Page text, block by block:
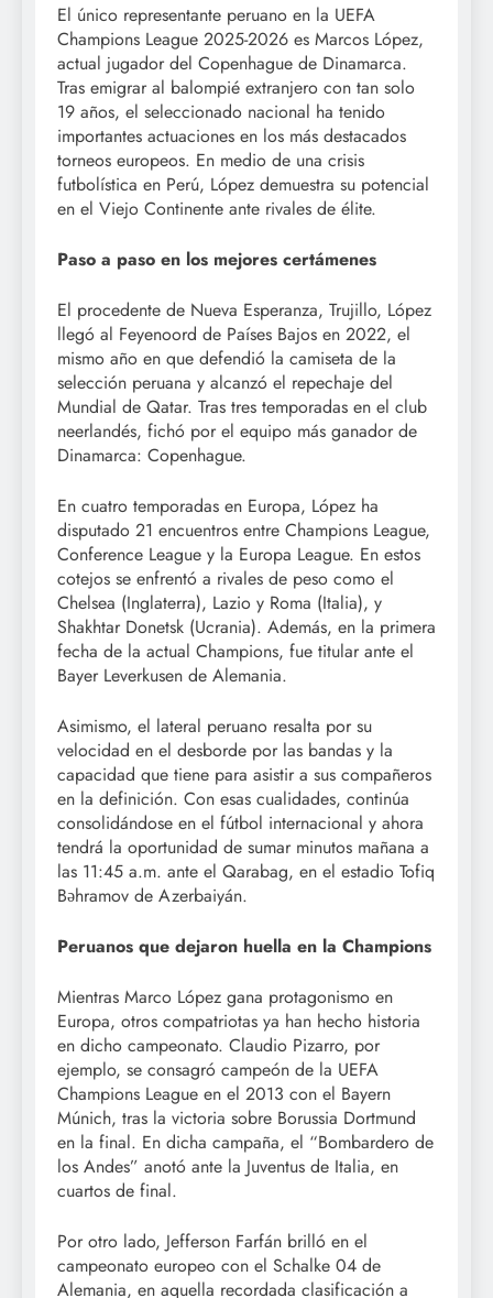
El único representante peruano en la UEFA
Champions League 2025-2026 es Marcos López,
actual jugador del Copenhague de Dinamarca.
Tras emigrar al balompié extranjero con tan solo
19 años, el seleccionado nacional ha tenido
importantes actuaciones en los más destacados
torneos europeos. En medio de una crisis
futbolística en Perú, López demuestra su potencial
en el Viejo Continente ante rivales de élite.
Paso a paso en los mejores certámenes
El procedente de Nueva Esperanza, Trujillo, López
llegó al Feyenoord de Países Bajos en 2022, el
mismo año en que defendió la camiseta de la
selección peruana y alcanzó el repechaje del
Mundial de Qatar. Tras tres temporadas en el club
neerlandés, fichó por el equipo más ganador de
Dinamarca: Copenhague.
En cuatro temporadas en Europa, López ha
disputado 21 encuentros entre Champions League,
Conference League y la Europa League. En estos
cotejos se enfrentó a rivales de peso como el
Chelsea (Inglaterra), Lazio y Roma (Italia), y
Shakhtar Donetsk (Ucrania). Además, en la primera
fecha de la actual Champions, fue titular ante el
Bayer Leverkusen de Alemania.
Asimismo, el lateral peruano resalta por su
velocidad en el desborde por las bandas y la
capacidad que tiene para asistir a sus compañeros
en la definición. Con esas cualidades, continúa
consolidándose en el fútbol internacional y ahora
tendrá la oportunidad de sumar minutos mañana a
las 11:45 a.m. ante el Qarabag, en el estadio Tofiq
Bəhramov de Azerbaiyán.
Peruanos que dejaron huella en la Champions
Mientras Marco López gana protagonismo en
Europa, otros compatriotas ya han hecho historia
en dicho campeonato. Claudio Pizarro, por
ejemplo, se consagró campeón de la UEFA
Champions League en el 2013 con el Bayern
Múnich, tras la victoria sobre Borussia Dortmund
en la final. En dicha campaña, el “Bombardero de
los Andes” anotó ante la Juventus de Italia, en
cuartos de final.
Por otro lado, Jefferson Farfán brilló en el
campeonato europeo con el Schalke 04 de
Alemania, en aquella recordada clasificación a